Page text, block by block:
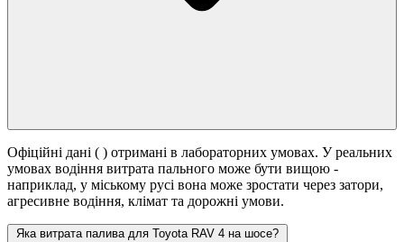
Офіційні дані ( ) отримані в лабораторних умовах. У реальних
умовах водіння витрата пального може бути вищою -
наприклад, у міському русі вона може зростати через затори,
агресивне водіння, клімат та дорожні умови.
Яка витрата палива для Toyota RAV 4 на шосе?